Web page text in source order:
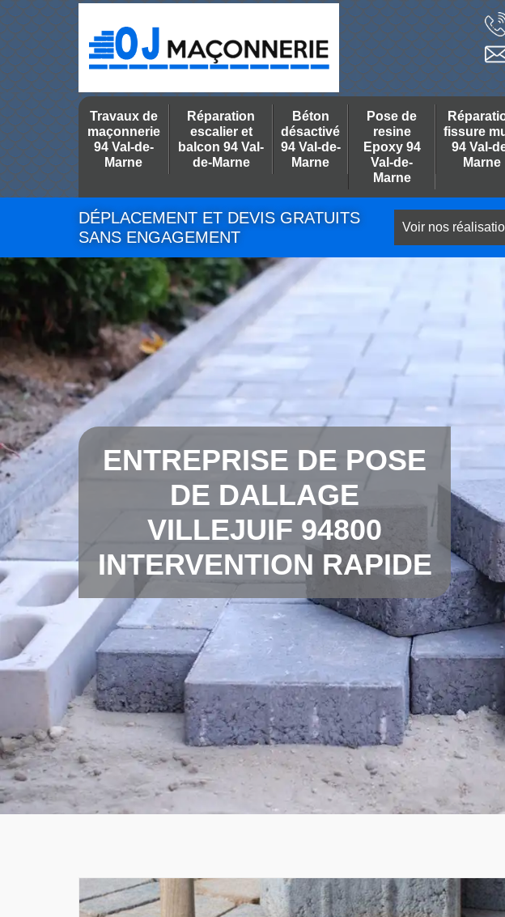
Travaux de
maçonnerie
94 Val-de-
Marne
Réparation
escalier et
balcon 94 Val-
de-Marne
Béton
désactivé
94 Val-de-
Marne
Pose de
resine
Epoxy 94
Val-de-
Marne
fissure
94 Val-
Marne
DÉPLACEMENT ET DEVIS GRATUITS
SANS ENGAGEMENT
Voir nos
ENTREPRISE DE POSE
DE DALLAGE
VILLEJUIF 94800
INTERVENTION RAPIDE